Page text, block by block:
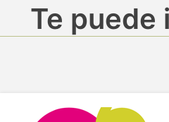
Te puede